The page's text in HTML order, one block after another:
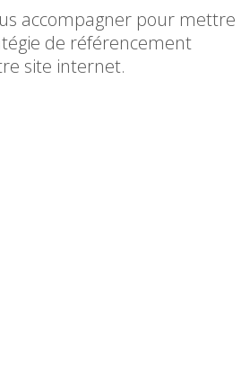
accompagner pour mettre
de référencement
site internet.